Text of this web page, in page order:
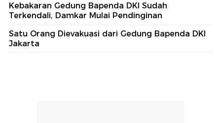
Kebakaran Gedung Bapenda DKI Sudah
Terkendali, Damkar Mulai Pendinginan
Satu Orang Dievakuasi dari Gedung Bapenda DKI
Jakarta